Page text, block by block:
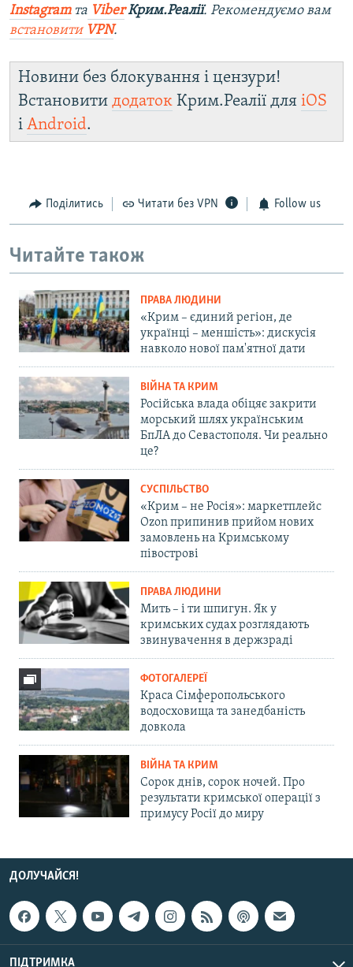
Instagramта ViberКрим.Реалії. Рекомендуємо вам
встановити VPN.
Новини без блокування і цензури!
Встановити додаток Крим.Реалії для iOS
і Android.
Поділитись Читати без VPN Follow us
Читайте також
ПРАВА ЛЮДИНИ
«Крим – єдиний регіон, де
українці – меншість»: дискусія
навколо нової пам'ятної дати
ВІЙНА ТА КРИМ
Російська влада обіцяє закрити
морський шлях українським
БпЛА до Севастополя. Чи реально
це?
СУСПІЛЬСТВО
«Крим – не Росія»: маркетплейс
Ozon припинив прийом нових
замовлень на Кримському
півострові
ПРАВА ЛЮДИНИ
Мить – і ти шпигун. Як у
кримських судах розглядають
звинувачення в держзраді
ФОТОГАЛЕРЕЇ
Краса Сімферопольського
водосховища та занедбаність
довкола
ВІЙНА ТА КРИМ
Сорок днів, сорок ночей. Про
результати кримської операції з
примусу Росії до миру
ДОЛУЧАЙСЯ!
ПІДТРИМКА